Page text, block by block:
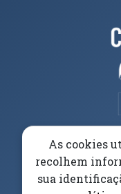
Parceiros e
As cookies
recolhem
sua